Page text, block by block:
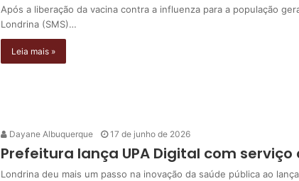
Após a liberação da vacina contra a influenza para a população
Londrina (SMS)…
Leia mais »
Dayane Albuquerque 17 de junho de 2026
Prefeitura lança UPA Digital com
Londrina deu mais um passo na inovação da saúde pública ao